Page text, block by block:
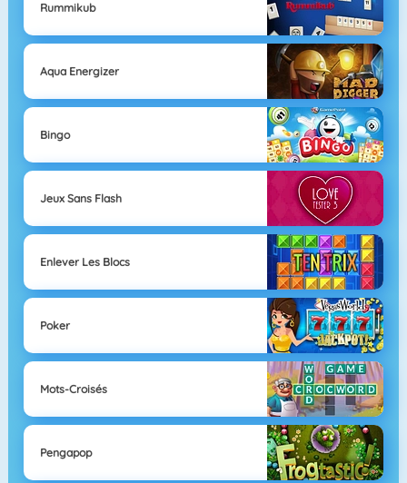
Rummikub
Aqua Energizer
Bingo
Jeux Sans Flash
Enlever Les Blocs
Poker
Mots-Croisés
Pengapop